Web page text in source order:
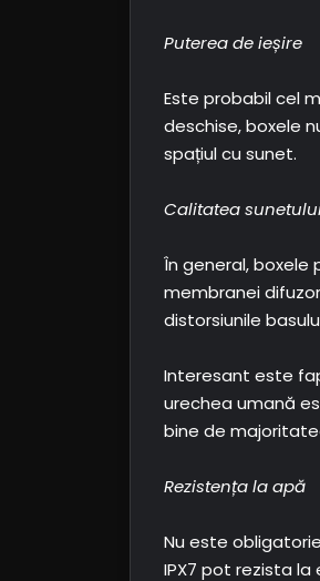
Puterea de ieșire
Este probabil cel
deschise, boxele
spațiul cu sunet.
Calitatea
În general,
membranei
distorsiunile
Interesant este
urechea umană
bine de
Rezistența la apă
Nu este
IPX7 pot rezista